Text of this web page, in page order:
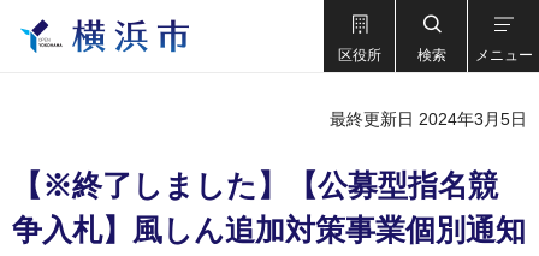
区役所 検索 メニュー
最終更新日 2024年3月5日
【※終了しました】【公募型指名競
争入札】風しん追加対策事業個別通知